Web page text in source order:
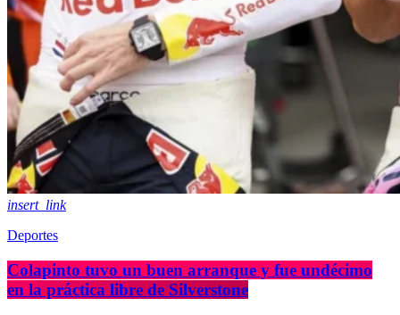
insert_link
Deportes
Colapinto tuvo un buen arranque y fue undécimo
en la práctica libre de Silverstone